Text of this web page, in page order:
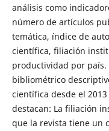
análisis como
número de artículos
temática, índice de
científica, filiación
productividad por
bibliométrico
científica desde el
destacan: La filiación
que la revista tiene un